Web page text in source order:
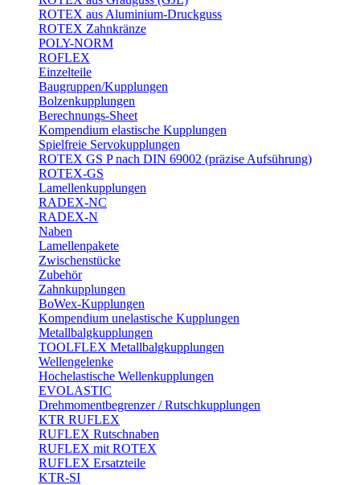
ROTEX aus Aluminium-Druckguss
ROTEX Zahnkränze
POLY-NORM
ROFLEX
Einzelteile
Baugruppen/Kupplungen
Bolzenkupplungen
Berechnungs-Sheet
Kompendium elastische Kupplungen
Spielfreie Servokupplungen
ROTEX GS P nach DIN 69002 (präzise Aufsührung)
ROTEX-GS
Lamellenkupplungen
RADEX-NC
RADEX-N
Naben
Lamellenpakete
Zwischenstücke
Zubehör
Zahnkupplungen
BoWex-Kupplungen
Kompendium unelastische Kupplungen
Metallbalgkupplungen
TOOLFLEX Metallbalgkupplungen
Wellengelenke
Hochelastische Wellenkupplungen
EVOLASTIC
Drehmomentbegrenzer / Rutschkupplungen
KTR RUFLEX
RUFLEX Rutschnaben
RUFLEX mit ROTEX
RUFLEX Ersatzteile
KTR-SI